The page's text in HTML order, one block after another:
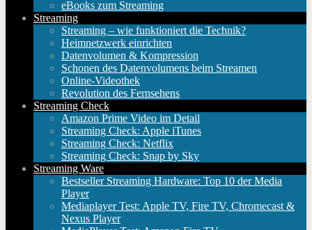
eBooks zum Streaming
Streaming
Streaming – wie funktioniert die Technik?
Heimnetzwerk einrichten
Datenvolumen & Kompression
Schonen des Datenvolumens beim Streamen
Online-Videothek
Revolution des Fernsehens
Streaming Check
Amazon Prime Video im Detail
Streaming Check: Apple iTunes
Streaming Check: Netflix
Streaming Check: Snap by Sky
Streaming Ware
Bestseller Streaming Hardware: Top 10 der Media
Player
Mediaplayer Test: Apple TV, Fire TV, Chromecast &
Nexus Player